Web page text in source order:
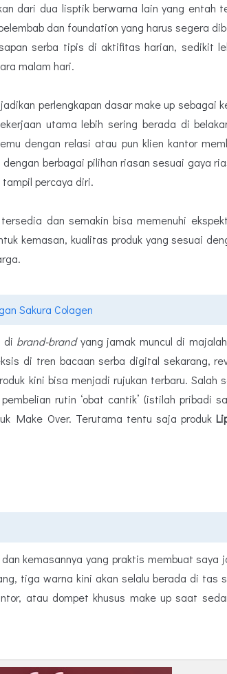
dari dua lisptik berwarna lain yang entah
dan foundation yang harus segera
serba tipis di aktifitas harian, sedikit
malam hari.
perlengkapan dasar make up sebagai
utama lebih sering berada di
dengan relasi atau pun klien kantor
berbagai pilihan riasan sesuai gaya
percaya diri.
dan semakin bisa memenuhi
kemasan, kualitas produk yang sesuai
Sakura Colagen
di brand-brandyang jamak muncul di
di tren bacaan serba digital sekarang,
kini bisa menjadi rujukan terbaru. Salah
rutin ‘obat cantik’ (istilah pribadi
Make Over. Terutama tentu saja produk
kemasannya yang praktis membuat saya
tiga warna kini akan selalu berada di tas
atau dompet khusus make up saat